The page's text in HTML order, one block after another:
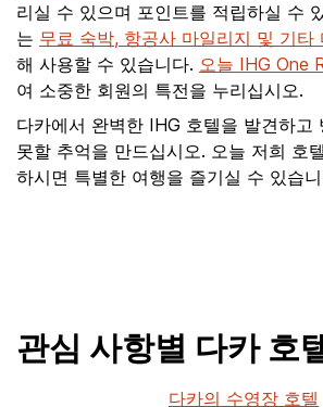
리실 수 있으며 포인트를 적립하실 수
는 무료 숙박, 항공사 마일리지 및 기타
해 사용할 수 있습니다. 오늘 IHG One
여 소중한 회원의 특전을 누리십시오.
다카에서 완벽한 IHG 호텔을 발견하고
못할 추억을 만드십시오. 오늘 저희 호
하시면 특별한 여행을 즐기실 수 있습
관심 사항별 다카 호
다카의 수영장 호텔